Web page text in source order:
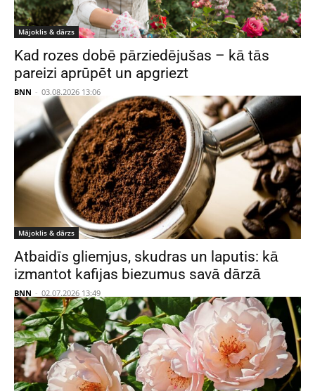
Mājoklis & dārzs
Kad rozes dobē pārziedējušas – kā tās
pareizi aprūpēt un apgriezt
BNN - 03.08.2026 13:06
Mājoklis & dārzs
Atbaidīs gliemjus, skudras un laputis: kā
izmantot kafijas biezumus savā dārzā
BNN - 02.07.2026 13:49